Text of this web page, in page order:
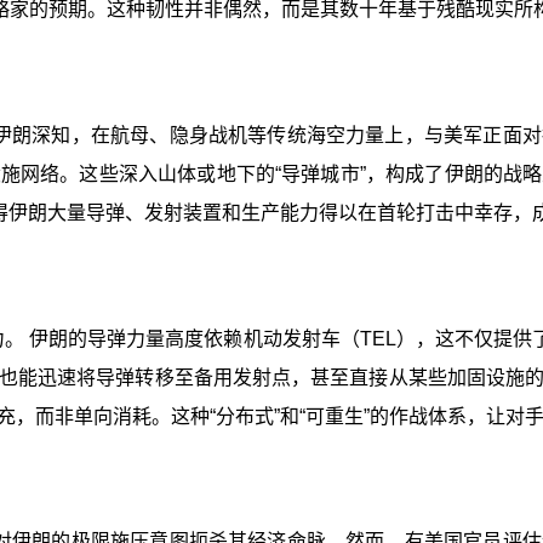
的预期。这种韧性并非偶然，而是其数十年基于残酷现实所
朗深知，在航母、隐身战机等传统海空力量上，与美军正面
网络。这些深入山体或地下的“导弹城市”，构成了伊朗的战
朗大量导弹、发射装置和生产能力得以在首轮打击中幸存，
伊朗的导弹力量高度依赖机动发射车（TEL），这不仅提
能迅速将导弹转移至备用发射点，甚至直接从某些加固设施
而非单向消耗。这种“分布式”和“可重生”的作战体系，让对